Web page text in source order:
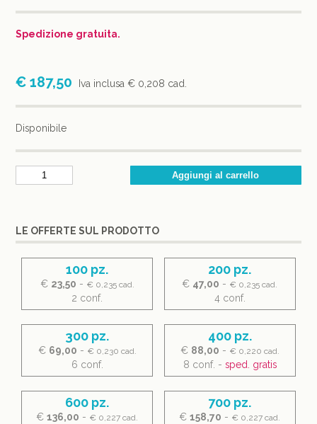
Spedizione gratuita.
€ 187,50 Iva inclusa€ 0,208 cad.
Disponibile
LE OFFERTE SUL PRODOTTO
100 pz.
€ 23,50 - € 0,235 cad.
2 conf.
200 pz.
€ 47,00 - € 0,235 cad.
4 conf.
300 pz.
€ 69,00 - € 0,230 cad.
6 conf.
400 pz.
€ 88,00 - € 0,220 cad.
8 conf. - sped. gratis
600 pz.
€136,00 - € 0,227 cad.
700 pz.
€158,70 - € 0,227 cad.